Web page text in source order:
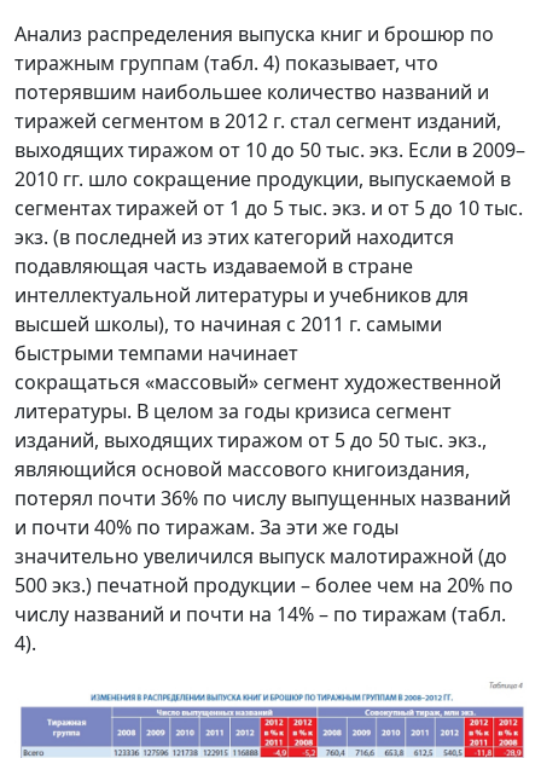
Анализ распределения выпуска книг и брошюр по
тиражным группам (табл. 4) показывает, что
потерявшим наибольшее количество названий и
тиражей сегментом в 2012 г. стал сегмент изданий,
выходящих тиражом от 10 до 50 тыс. экз. Если в 2009–
2010 гг. шло сокращение продукции, выпускаемой в
сегментах тиражей от 1 до 5 тыс. экз. и от 5 до 10 тыс.
экз. (в последней из этих категорий находится
подавляющая часть издаваемой в стране
интеллектуальной литературы и учебников для
высшей школы), то начиная с 2011 г. самыми
быстрыми темпами начинает
сокращаться «массовый» сегмент художественной
литературы. В целом за годы кризиса сегмент
изданий, выходящих тиражом от 5 до 50 тыс. экз.,
являющийся основой массового книгоиздания,
потерял почти 36% по числу выпущенных названий
и почти 40% по тиражам. За эти же годы
значительно увеличился выпуск малотиражной (до
500 экз.) печатной продукции – более чем на 20% по
числу названий и почти на 14% – по тиражам (табл.
4).